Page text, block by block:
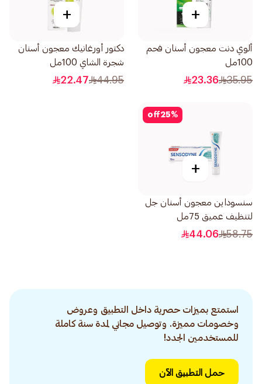
+
ألوي دنت معجون أسنان فحم
100مل
35.95
23.36
+
دكتور أورغانيك معجون أسنان
شجرة الشاي 100مل
44.95
22.47
25%
off
+
سنسوداين معجون أسنان جل
لتنظيف عميق 75مل
58.75
44.06
استمتع بميزات حصرية داخل التطبيق وعروض
وخصومات مميزة. وتوصيل مجاني لمدة سنة كاملة
للمستخدمين الجدد!
حمل التطبيق الآن